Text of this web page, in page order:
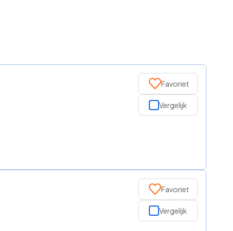
Favoriet
Vergelijk
Favoriet
Vergelijk